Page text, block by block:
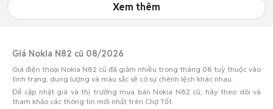
Xem thêm
Giá Nokia N82 cũ 08/2026
Giá điện thoại Nokia N82 cũ đã giảm nhiều trong tháng 08 tuỳ thuộc vào
tình trạng, dung lượng và màu sắc sẽ có sự chênh lệch khác nhau.
Để cập nhật giá và thị trường mua bán Nokia N82 cũ, hãy theo dõi và
tham khảo các thông tin mới nhất trên Chợ Tốt.